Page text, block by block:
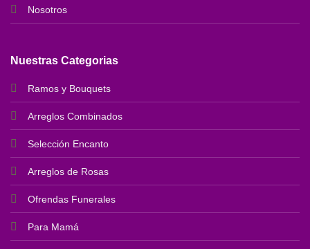
Nosotros
Nuestras Categorias
Ramos y Bouquets
Arreglos Combinados
Selección Encanto
Arreglos de Rosas
Ofrendas Funerales
Para Mamá